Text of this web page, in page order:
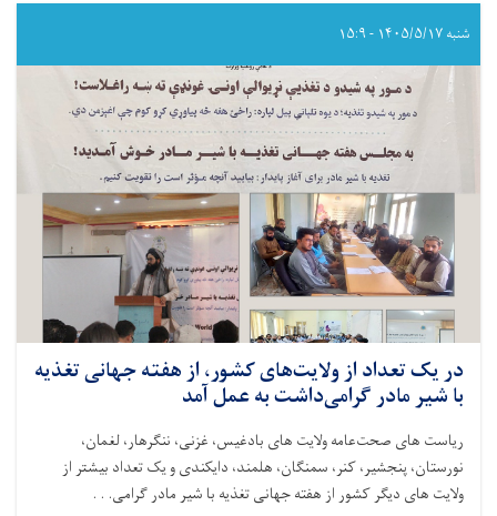
شنبه ۱۴۰۵/۵/۱۷ - ۱۵:۹
در یک تعداد از ولایت‌های کشور، از هفته جهانی تغذیه
با شیر مادر گرامی‌داشت به عمل آمد
ریاست های صحت‌عامه ولایت های بادغیس، غزنی، ننگرهار، لغمان،
نورستان، پنجشیر، کنر، سمنگان، هلمند، دایکندی و یک تعداد بیشتر از
ولایت های دیگر کشور از هفته جهانی تغذیه با شیر مادر گرامی. . .